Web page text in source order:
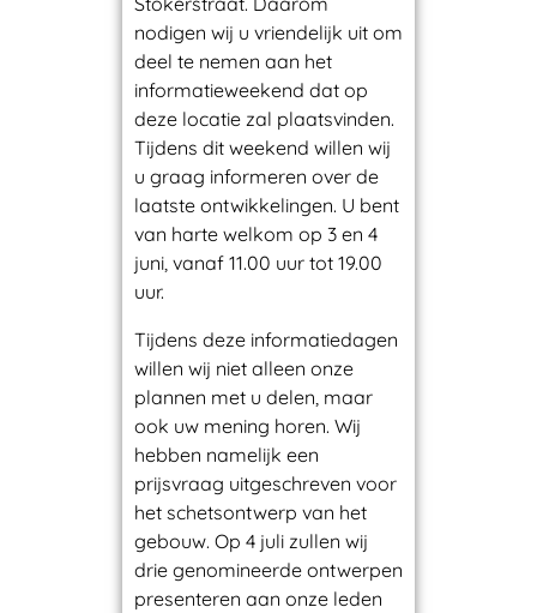
e
w
e
e
e
n
d
nodigen wij u vriendelijk uit om
deel te nemen aan het
informatieweekend dat op
deze locatie zal plaatsvinden.
Tijdens dit weekend willen wij
u graag informeren over de
laatste ontwikkelingen. U bent
van harte welkom op 3 en 4
juni, vanaf 11.00 uur tot 19.00
uur.
Tijdens deze informatiedagen
willen wij niet alleen onze
plannen met u delen, maar
ook uw mening horen. Wij
hebben namelijk een
prijsvraag uitgeschreven voor
het schetsontwerp van het
gebouw. Op 4 juli zullen wij
drie genomineerde ontwerpen
presenteren aan onze leden